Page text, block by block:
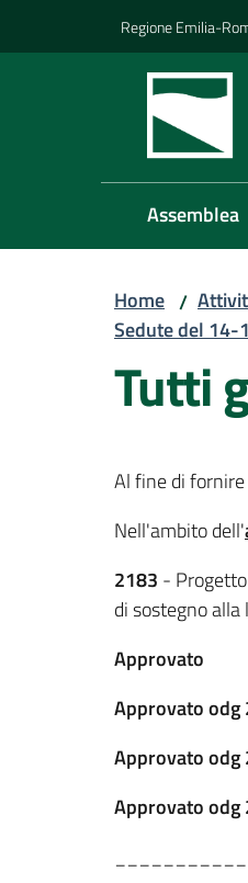
Regione Emilia-
Assemblea
Home /
Sedute del
Tutti
Al fine di
Nell'ambito dell'
2183 -
di sostegno
Approvato
Approvato odg
Approvato odg
Approvato odg